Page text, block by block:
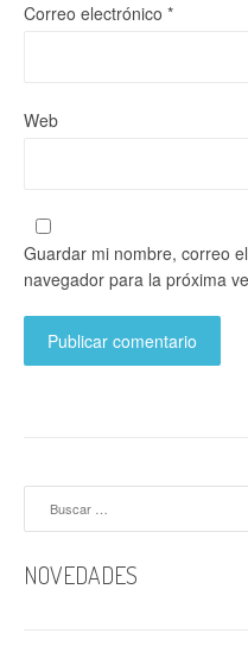
Correo electrónico *
Web
Guardar mi nombre, correo
navegador para la próxima
NOVEDADES